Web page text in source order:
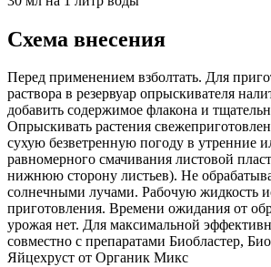
Схема внесения
Перед применением взболтать. Для
раствора в резервуар опрыскивателя
добавить содержимое флакона и
Опрыскивать растения
сухую безветренную погоду в утренние
равномерного смачивания листовой
нижнюю сторону листьев). Не
солнечными лучами. Рабочую жидкость
приготовления. Времени ожидания от
урожая нет. Для максимальной
совместно с препаратами Биобластер,
Яйцехруст от Органик Микс